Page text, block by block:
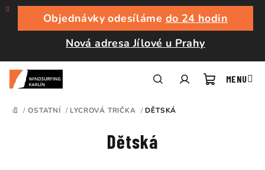
Přejít
obsah
Objednávky odesíláme do 24 hodin
Nová adresa Jílové u Prahy
DOMŮ
/ OSTATNÍ / LYCROVÁ TRIČKA / DĚTSKÁ
Dětská
Ř